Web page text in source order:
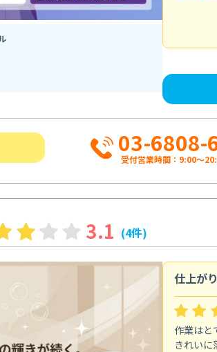
03-6808-
受付営業時間：9:00〜
3.1 (4件)
仕上が
作業はと
きれいに